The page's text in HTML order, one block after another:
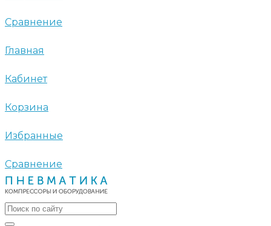
Сравнение
Главная
Кабинет
Корзина
Избранные
Сравнение